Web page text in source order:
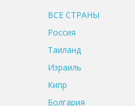
ВСЕ CТРАНЫ
Россия
Таиланд
Израиль
Кипр
Болгария